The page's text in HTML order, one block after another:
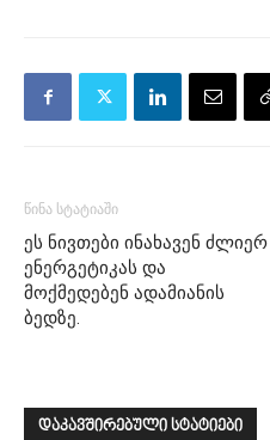
წინა სტატიაში
ეს ნივთები ინახავენ ძლიერ
ენერგეტიკას და
მოქმედებენ ადამიანის
ბედზე.
დაკავშირებული სტატიები